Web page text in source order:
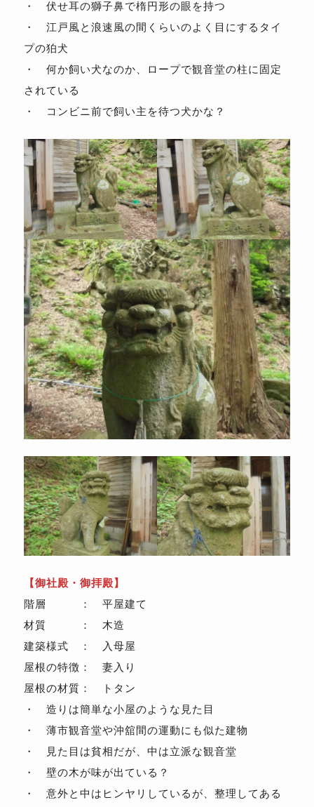
・ 伏せ耳の獅子鼻で楕円形の眼を持つ
・ 江戸風と浪速風の間くらいのよく目にするタイ
プの狛犬
・ 何か飼い犬なのか、ロープで観音堂の柱に固定
されている
・ コンビニ前で飼い主を待つ犬かな？
【御社殿・御拝殿】
階層 ： 平屋建て
材質 ： 木造
建築様式 ： 入母屋
屋根の特徴： 妻入り
屋根の材質： トタン
・ 造りは簡単な小屋のような見た目
・ 薄市観音堂や沖舘間の運動にも似た建物
・ 見た目は貧相だが、中は立派な観音堂
・ 壁の木が味が出ている？
・ 意外と中はヒンヤリしているが、整理してある